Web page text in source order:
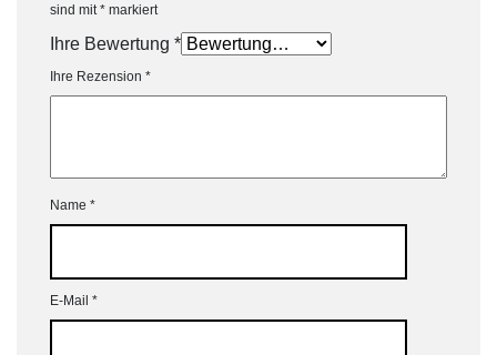
sind mit* markiert
Ihre Bewertung *
Ihre Rezension *
Name *
E-Mail *